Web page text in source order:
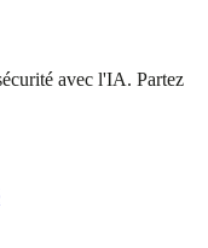
avec l'IA. Partez